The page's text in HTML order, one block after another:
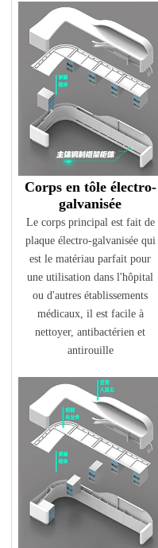
Corps en tôle électro-
galvanisée
Le corps principal est fait de
plaque électro-galvanisée qui
est le matériau parfait pour
une utilisation dans l'hôpital
ou d'autres établissements
médicaux, il est facile à
nettoyer, antibactérien et
antirouille
Q9 : Pouvez-vous
produits ?
Oui, nous offrons une
articles. Nous pouvons
Q10 : Pouvez-vous
Nous disposons d’un outil
cartographier les capacités